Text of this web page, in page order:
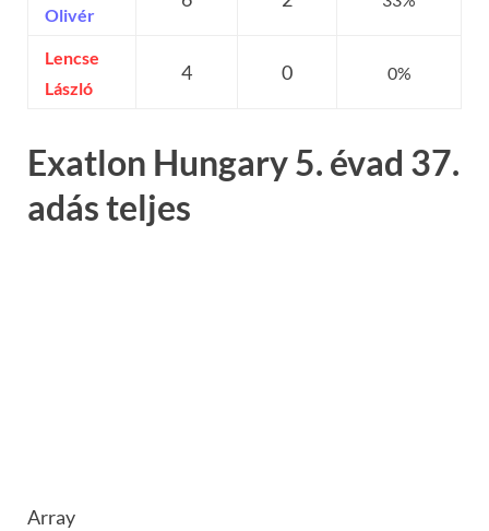
Olivér
Lencse
László
4 0 0%
Exatlon Hungary 5. évad 37.
adás teljes
Array